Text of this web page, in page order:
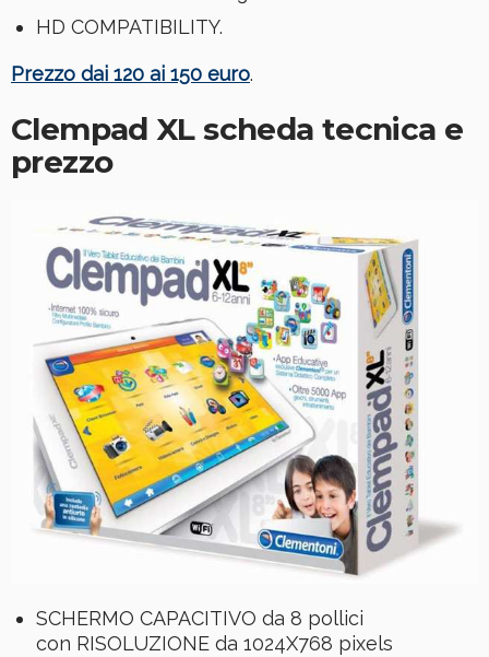
HD COMPATIBILITY.
Prezzo dai 120 ai 150 euro.
Clempad XL scheda tecnica e
prezzo
SCHERMO CAPACITIVO da 8 pollici
con RISOLUZIONE da 1024X768 pixels